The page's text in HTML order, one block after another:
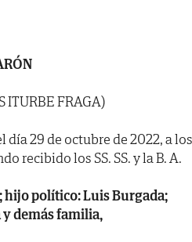
ITURBE FRAGA)
día 29 de octubre de 2022, a los
recibido los SS. SS. y la B. A.
hijo político: Luis Burgada;
demás familia,